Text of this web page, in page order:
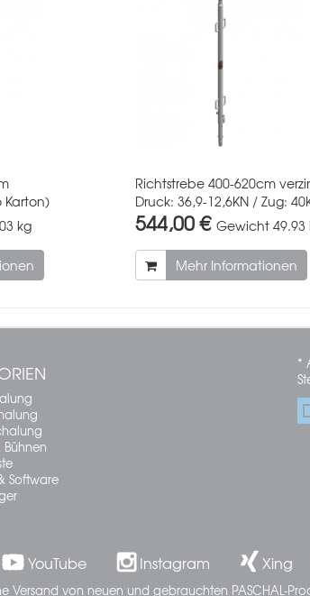
Karton)
kg
Richtstrebe 400-620cm
Druck: 36,9-12,6KN / Zug:
544,00 € Gewicht 49.93
Mehr Informationen
Bühnen
Software
*
YouTube Instagram Xing
Versand von neuen und gebrauchten PASCHAL-